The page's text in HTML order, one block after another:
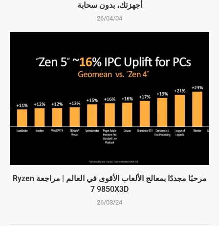
أجهزتك، بدون سحابة
26/04/04
مرحبًا مجددًا بمعالج الألعاب الأقوى في العالم | مراجعة Ryzen
7 9850X3D
26/03/24